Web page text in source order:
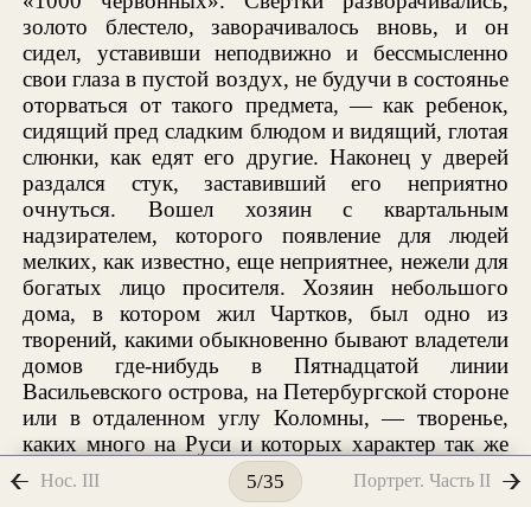
золото блестело, заворачивалось вновь, и он
сидел, уставивши неподвижно и бессмысленно
свои глаза в пустой воздух, не будучи в состоянье
оторваться от такого предмета, — как ребенок,
сидящий пред сладким блюдом и видящий, глотая
слюнки, как едят его другие. Наконец у дверей
раздался стук, заставивший его неприятно
очнуться. Вошел хозяин с квартальным
надзирателем, которого появление для людей
мелких, как известно, еще неприятнее, нежели для
богатых лицо просителя. Хозяин небольшого
дома, в котором жил Чартков, был одно из
творений, какими обыкновенно бывают владетели
домов где-нибудь в Пятнадцатой линии
Васильевского острова, на Петербургской стороне
или в отдаленном углу Коломны, — творенье,
каких много на Руси и которых характер так же
трудно определить, как цвет изношенного
сюртука. В молодости своей он был капитан и
Нос. III 5/35 Портрет. Часть II